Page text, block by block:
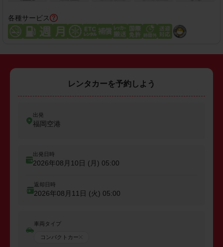
各種サービス
レンタカーを予約しよう
出発
福岡空港
出発日時
2026年08月10日 (月) 05:00
返却日時
2026年08月11日 (火) 05:00
車両タイプ
コンパクトカー